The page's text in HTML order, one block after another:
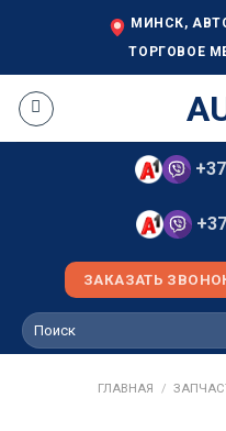
МИНСК,
ТОРГОВОЕ
ЗАКАЗАТЬ
Искать:
ГЛАВНАЯ /